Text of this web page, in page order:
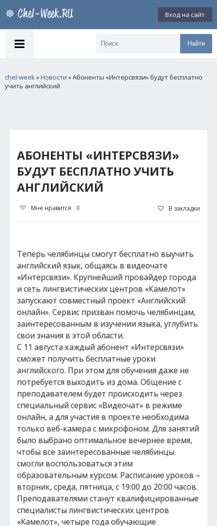
Вход на сайт
Найти
chel-week»Новости » Абоненты «Интерсвязи» будут бесплатно
учить английский
АБОНЕНТЫ «ИНТЕРСВЯЗИ»
БУДУТ БЕСПЛАТНО УЧИТЬ
АНГЛИЙСКИЙ
Мне нравится 0 В закладки
Теперь челябинцы смогут бесплатно выучить
английский язык, общаясь в видеочате
«Интерсвязи». Крупнейший провайдер города
и сеть лингвистических центров «Камелот»
запускают совместный проект «Английский
онлайн». Сервис призван помочь челябинцам,
заинтересованным в изучении языка, углубить
свои знания в этой области.
С 11 августа каждый абонент «Интерсвязи»
сможет получить бесплатные уроки
английского. При этом для обучения даже не
потребуется выходить из дома. Общение с
преподавателем будет происходить через
специальный сервис «Видеочат» в режиме
онлайн, а для участия в проекте необходима
только веб-камера с микрофоном. Для занятий
было выбрано оптимальное вечернее время,
чтобы все заинтересованные челябинцы
смогли воспользоваться этим
образовательным курсом. Расписание уроков –
вторник, среда, пятница, с 19:00 до 20:00 часов.
Преподавателями станут квалифицированные
специалисты лингвистических центров
«Камелот», четыре года обучающие